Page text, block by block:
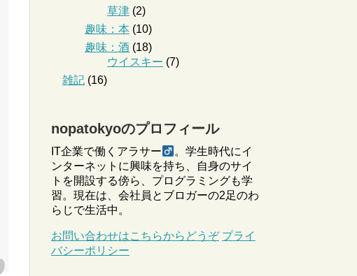
草津 (2)
趣味：本 (10)
趣味：酒 (18)
ウイスキー (7)
雑記 (16)
nopatokyoのプロフィール
IT企業で働くアラサー
。学生時代にイ
ンターネットに興味を持ち、自身のサイ
トを開設する傍ら、プログラミングも学
習。現在は、会社員とブロガーの2足のわ
らじで生活中。
お問い合わせはこちらからどうぞ プライ
バシーポリシー